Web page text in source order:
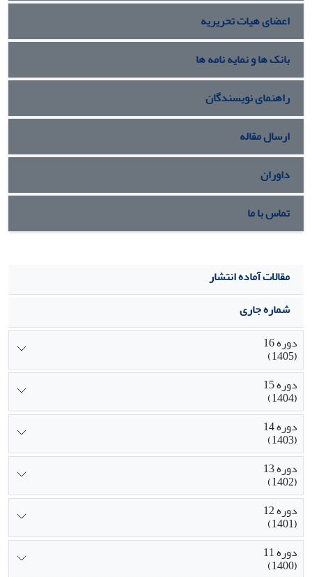
اعضای هیات تحریریه
بانک ها و نمایه نامه ها
راهنمای نویسندگان
ارسال مقاله
داوران
تماس با ما
مقالات آماده انتشار
شماره جاری
دوره 16
(1405)
دوره 15
(1404)
دوره 14
(1403)
دوره 13
(1402)
دوره 12
(1401)
دوره 11
(1400)